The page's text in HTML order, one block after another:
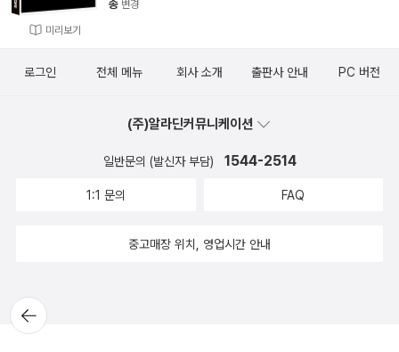
미리보기
송 변경
뒤로가
기
로그인 전체 메뉴 회사 소개 출판사 안내 PC 버전
(주)알라딘커뮤니케이션
일반문의 (발신자 부담) 1544-2514
1:1 문의 FAQ
중고매장 위치, 영업시간 안내